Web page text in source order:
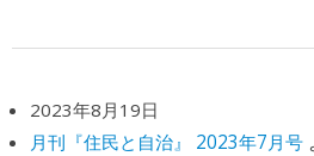
2023年8月19日
月刊『住民と自治』 2023年7月号